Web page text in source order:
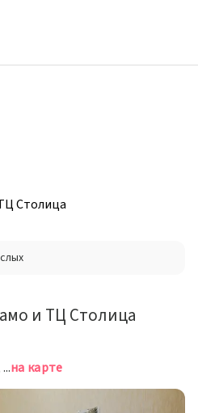
Столица
и ТЦ Столица
проспект Независимости, д. 13, Минскна карте